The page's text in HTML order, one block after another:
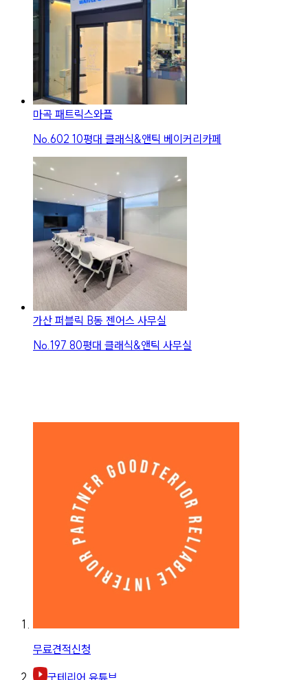
마곡 패트릭스와플
No. 602 10평대 클래식&앤틱 베이커리카페
가산 퍼블릭 B동 젠어스 사무실
No. 197 80평대 클래식&앤틱 사무실
무료견적신청
굿테리어 유튜브